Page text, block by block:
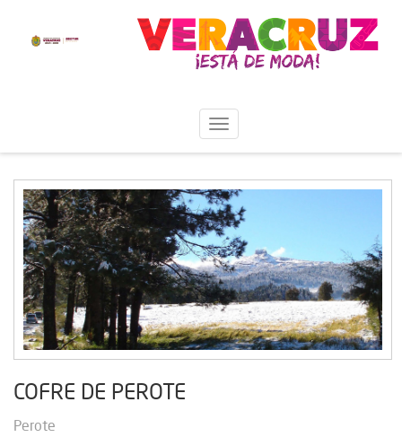
COFRE DE PEROTE
Perote